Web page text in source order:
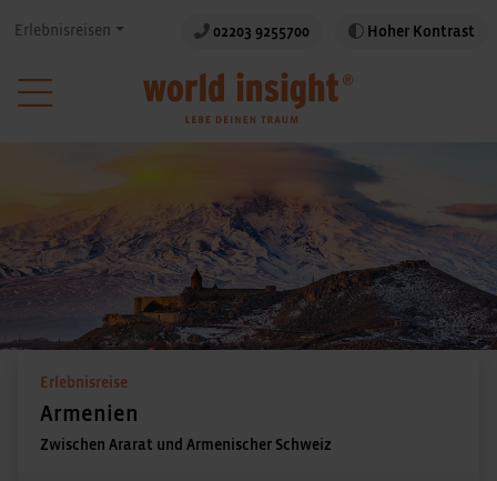
Erlebnisreisen 02203 9255700 Hoher Kontrast
Erlebnisreise
Armenien
Zwischen Ararat und Armenischer Schweiz